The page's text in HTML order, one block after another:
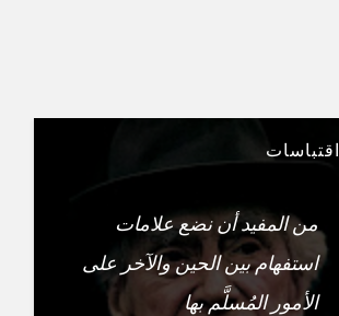
اقتباسات
من المفيد أن نضع علامات
استفهام بين الحين والآخر على
الأمور المُسلَّم بها